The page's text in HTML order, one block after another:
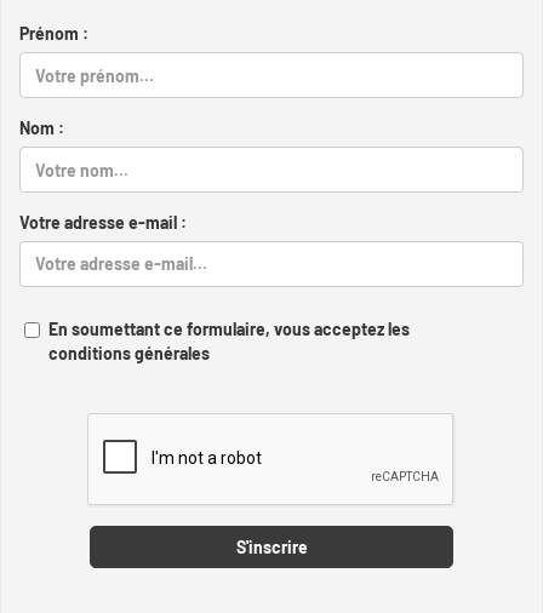
Prénom :
Nom :
Votre adresse e-mail :
En soumettant ce formulaire, vous acceptez les
conditions générales
S'inscrire